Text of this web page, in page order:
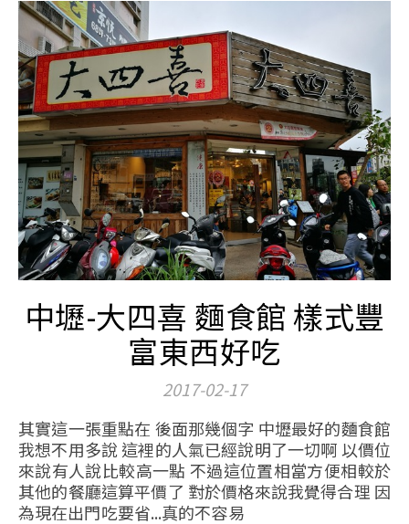
中壢-大四喜 麵食館 樣式豐
富東西好吃
2017-02-17
其實這一張重點在 後面那幾個字 中壢最好的麵食館
我想不用多說 這裡的人氣已經說明了一切啊 以價位
來說有人說比較高一點 不過這位置相當方便相較於
其他的餐廳這算平價了 對於價格來說我覺得合理 因
為現在出門吃要省...真的不容易